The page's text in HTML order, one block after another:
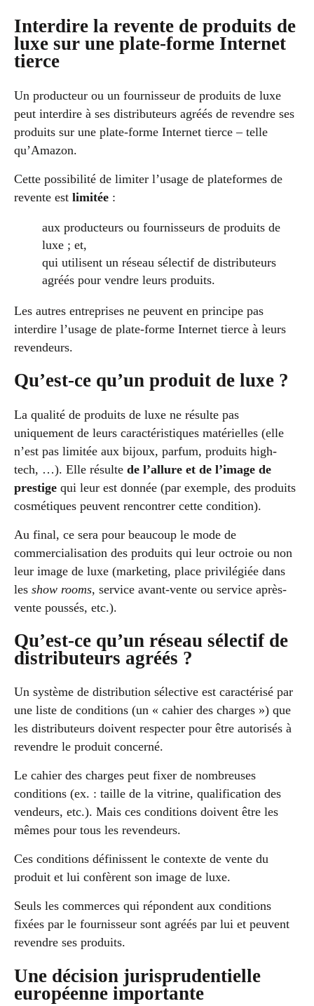
Interdire la revente de produits de
luxe sur une plate-forme Internet
tierce
Un producteur ou un fournisseur de produits de luxe
peut interdire à ses distributeurs agréés de revendre ses
produits sur une plate-forme Internet tierce – telle
qu’Amazon.
Cette possibilité de limiter l’usage de plateformes de
revente est limitée :
aux producteurs ou fournisseurs de produits de
luxe ; et,
qui utilisent un réseau sélectif de distributeurs
agréés pour vendre leurs produits.
Les autres entreprises ne peuvent en principe pas
interdire l’usage de plate-forme Internet tierce à leurs
revendeurs.
Qu’est-ce qu’un produit de luxe ?
La qualité de produits de luxe ne résulte pas
uniquement de leurs caractéristiques matérielles (elle
n’est pas limitée aux bijoux, parfum, produits high-
tech, …). Elle résulte de l’allure et de l’image de
prestige qui leur est donnée (par exemple, des produits
cosmétiques peuvent rencontrer cette condition).
Au final, ce sera pour beaucoup le mode de
commercialisation des produits qui leur octroie ou non
leur image de luxe (marketing, place privilégiée dans
les show rooms, service avant-vente ou service après-
vente poussés, etc.).
Qu’est-ce qu’un réseau sélectif de
distributeurs agréés ?
Un système de distribution sélective est caractérisé par
une liste de conditions (un « cahier des charges ») que
les distributeurs doivent respecter pour être autorisés à
revendre le produit concerné.
Le cahier des charges peut fixer de nombreuses
conditions (ex. : taille de la vitrine, qualification des
vendeurs, etc.). Mais ces conditions doivent être les
mêmes pour tous les revendeurs.
Ces conditions définissent le contexte de vente du
produit et lui confèrent son image de luxe.
Seuls les commerces qui répondent aux conditions
fixées par le fournisseur sont agréés par lui et peuvent
revendre ses produits.
Une décision jurisprudentielle
européenne importante